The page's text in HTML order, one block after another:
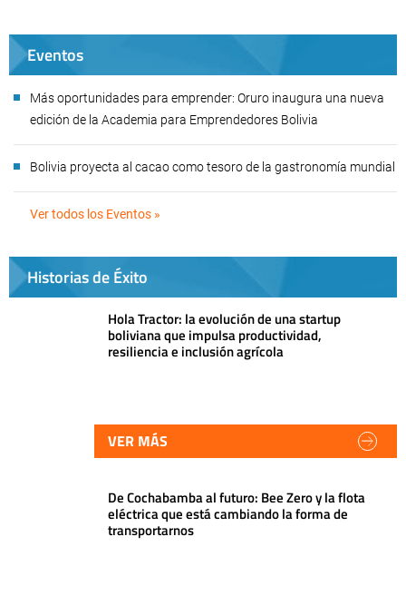
Eventos
Más oportunidades para emprender: Oruro inaugura una nueva
edición de la Academia para Emprendedores Bolivia
Bolivia proyecta al cacao como tesoro de la gastronomía mundial
Ver todos los Eventos »
Historias de Éxito
Hola Tractor: la evolución de una startup
boliviana que impulsa productividad,
resiliencia e inclusión agrícola
VER MÁS
De Cochabamba al futuro: Bee Zero y la flota
eléctrica que está cambiando la forma de
transportarnos